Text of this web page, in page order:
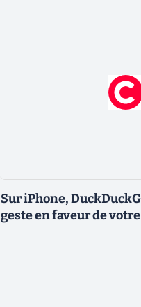
Sur iPhone,
geste en faveur de